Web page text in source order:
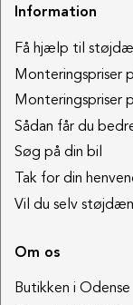
Information
Få hjælp til
Monteringspriser
Monteringspriser
Sådan får du
Søg på din bil
Tak for din
Vil du selv
Om os
Butikken i Odense